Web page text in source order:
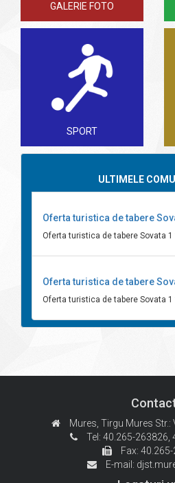
GALERIE FOTO
SPORT
ULTIMELE
Oferta turistica de tabere
Oferta turistica de tabere Sovata
Oferta turistica de tabere
Oferta turistica de tabere Sovata
Mures, Tirgu Mures Str.:
Tel: 40.265-263826,
Fax:
E-mail: